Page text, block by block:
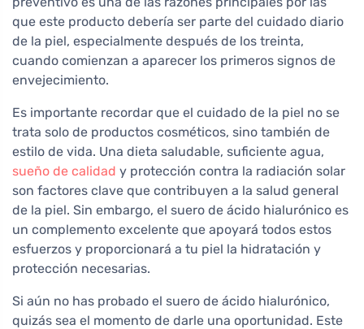
que este producto debería ser parte del cuidado diario
de la piel, especialmente después de los treinta,
cuando comienzan a aparecer los primeros signos de
envejecimiento.
Es importante recordar que el cuidado de la piel no se
trata solo de productos cosméticos, sino también de
estilo de vida. Una dieta saludable, suficiente agua,
sueño de calidad y protección contra la radiación solar
son factores clave que contribuyen a la salud general
de la piel. Sin embargo, el suero de ácido hialurónico es
un complemento excelente que apoyará todos estos
esfuerzos y proporcionará a tu piel la hidratación y
protección necesarias.
Si aún no has probado el suero de ácido hialurónico,
quizás sea el momento de darle una oportunidad. Este